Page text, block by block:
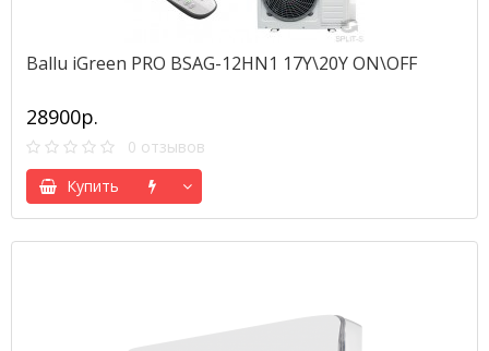
Ballu iGreen PRO BSAG-12HN1 17Y\20Y ON\OFF
28900р.
0 отзывов
Купить